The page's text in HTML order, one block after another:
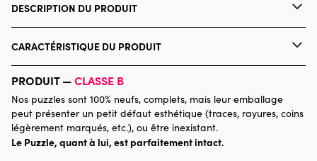
DESCRIPTION DU PRODUIT
Jan Van Haasteren
CARACTÉRISTIQUE DU PRODUIT
Catégorie Puzzles - Déco et Objets
Age
Puzzle pour Adultes (500 à
PRODUIT —CLASSE B
Nos puzzles sont 100% neufs, complets, mais leur emballage
peut présenter un petit défaut esthétique (traces, rayures, coins
légèrement marqués, etc.), ou être inexistant.
Le Puzzle, quant à lui, est parfaitement intact.